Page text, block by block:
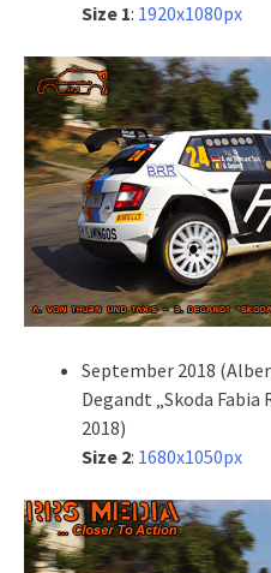
Size 1: 1920x1080px
September 2018
Degandt „Skoda Fabia
2018)
Size 2: 1680x1050px